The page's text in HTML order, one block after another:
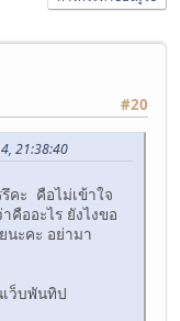
#20
21:38:40
คะ คือไม่เข้าใจ
คืออะไร ยังไงขอ
นะคะ อย่ามา
ว็บพันทิป